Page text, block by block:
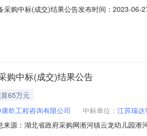
购中标(成交)结果公告发布时间：2023-
信息供应商名称：湖北欣霸教育设备有限
购中标(成交)结果公告
65万元
乾工程咨询有限公司 中标单位： 江苏瑞达
源：湖北省政府采购网淅河镇云龙幼儿园